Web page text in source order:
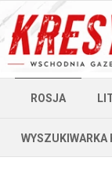
ROSJA
WYSZUKIWARKA